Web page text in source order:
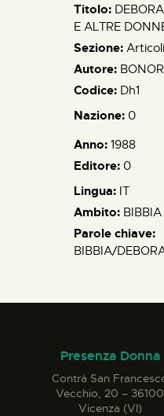
ELISA
CONTATTI
Titolo:
E ALTRE
Sezione: Articoli
Autore:
Codice: Dh1
Nazione: 0
Anno: 1988
Editore: 0
Lingua: IT
Ambito: BIBBIA
Parole chiave:
BIBBIA/
Presenza Donna
Contrà San
Vecchio, 20 – 36100
Vicenza (VI)